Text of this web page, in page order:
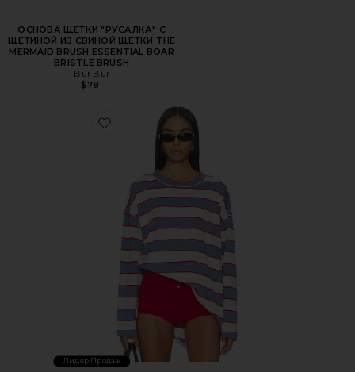
ОСНОВА ЩЕТКИ "РУСАЛКА" С
ЩЕТИНОЙ ИЗ СВИНОЙ ЩЕТКИ THE
MERMAID BRUSH ESSENTIAL BOAR
BRISTLE BRUSH
Bur Bur
$78
Favorite ТОП HORIZON LONG SLEEVE
Лидер Продаж